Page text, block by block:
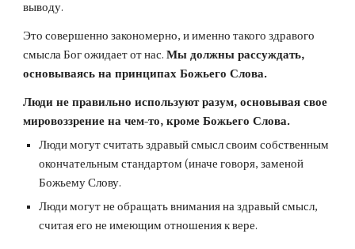
выводу.
Это совершенно закономерно, и именно такого здравого
смысла Бог ожидает от нас. Мы должны рассуждать,
основываясь на принципах Божьего Слова.
Люди не правильно используют разум, основывая свое
мировоззрение на чем-то, кроме Божьего Слова.
Люди могут считать здравый смысл своим собственным
окончательным стандартом (иначе говоря, заменой
Божьему Слову.
Люди могут не обращать внимания на здравый смысл,
считая его не имеющим отношения к вере.